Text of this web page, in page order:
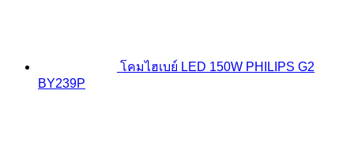
โคมไฮเบย์ LED 150W PHILIPS G2
BY239P